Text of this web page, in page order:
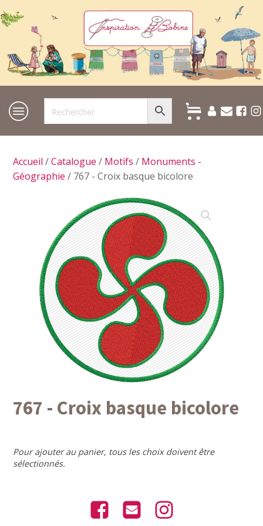
Accueil /Catalogue / Motifs / Monuments -
Géographie / 767 - Croix basque bicolore
767 - Croix basque bicolore
Pour ajouter au panier, tous les choix doivent être
sélectionnés.